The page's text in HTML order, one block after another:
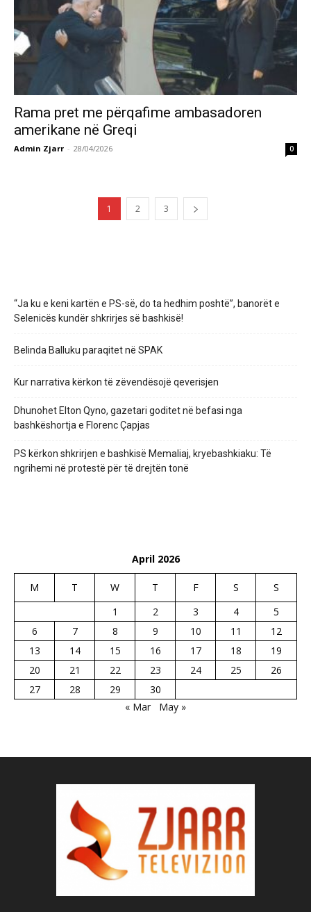
Rama pret me përqafime ambasadoren
amerikane në Greqi
Admin Zjarr - 28/04/2026 0
1 2 3
“Ja ku e keni kartën e PS-së, do ta hedhim poshtë”, banorët e
Selenicës kundër shkrirjes së bashkisë!
Belinda Balluku paraqitet në SPAK
Kur narrativa kërkon të zëvendësojë qeverisjen
Dhunohet Elton Qyno, gazetari goditet në befasi nga
bashkëshortja e Florenc Çapjas
PS kërkon shkrirjen e bashkisë Memaliaj, kryebashkiaku: Të
ngrihemi në protestë për të drejtën tonë
April 2026
M T W T F S
S
1
2 3 4
5
6
7 8 9 10 11
12
13
14 15 16 17 18
19
20
21 22 23 24 25
26
27
28 29
30
« Mar
May »